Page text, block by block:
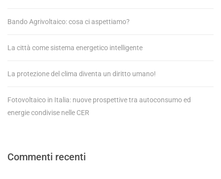
Bando Agrivoltaico: cosa ci aspettiamo?
La città come sistema energetico intelligente
La protezione del clima diventa un diritto umano!
Fotovoltaico in Italia: nuove prospettive tra autoconsumo ed
energie condivise nelle CER
Commenti recenti